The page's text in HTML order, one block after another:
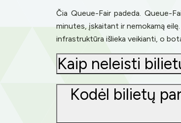
Čia Queue-Fair padeda. Queue-
minutes, įskaitant ir nemokamą
infrastruktūra išlieka veikianti, o
Kaip neleisti
Kodėl bilietų